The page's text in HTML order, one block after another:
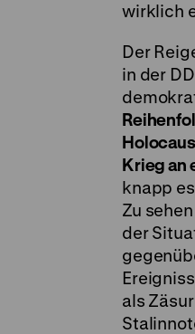
wirklich
Der
in der
Krieg an
knapp
Zu
der
als